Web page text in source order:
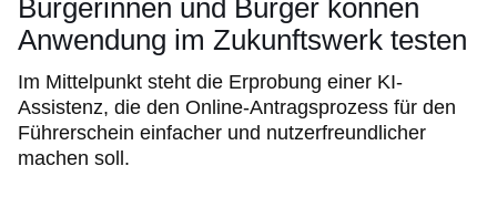
Bürgerinnen und Bürger können
Anwendung im Zukunftswerk testen
Im Mittelpunkt steht die Erprobung einer KI-
Assistenz, die den Online-Antragsprozess für den
Führerschein einfacher und nutzerfreundlicher
machen soll.